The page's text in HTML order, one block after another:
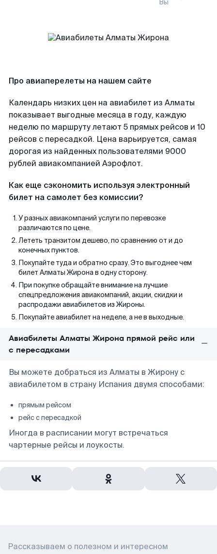
Вы
Про авиаперелеты на нашем сайте
Календарь низких цен на авиабилет из Алматы
показывает выгодные месяца в году, каждую
неделю по маршруту летают 5 прямых рейсов и 10
рейсов с пересадкой. Цена варьируется, самая
дорогая из найденных пользователями 9000
рублей авиакомпанией Аэрофлот.
Как еще сэкономить используя электронный
билет на самолет без комиссии?
У разных авиакомпаний услуги по перевозке
различаются по цене.
Лететь транзитом дешево, по сравнению от и до
конечных пунктов.
Покупайте туда и обратно сразу. Это выгоднее чем
билет Алматы Жирона в одну сторону.
При покупке обращайте внимание на лучшие
спецпредложения авиакомпаний, акции, скидки и
распродажи авиабилетов из Жироны.
Покупайте авиабилет на неделе, а не в выходные.
Авиабилеты Алматы Жирона прямой рейс или
с пересадками
Вы можете добраться из Алматы в Жирону с
авиабилетом в страну Испания двумя способами:
прямым рейсом
рейс с пересадкой
Иногда в расписании могут встречаться
чартерные рейсы и лоукосты.
Рассказываем о полезном и интересном